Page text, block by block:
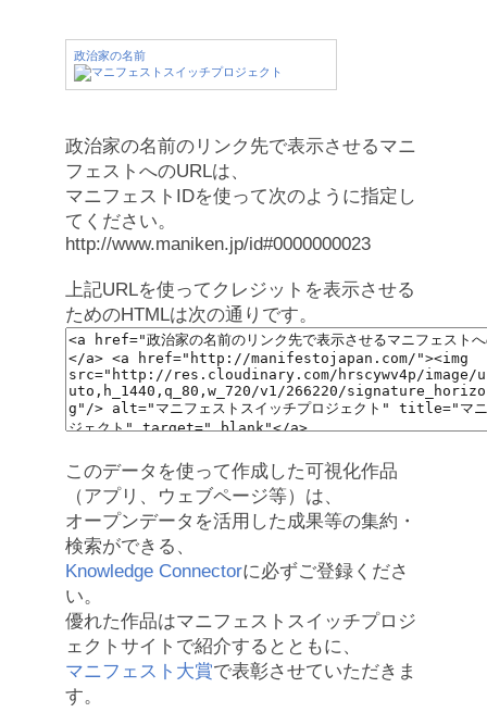
政治家の名前
政治家の名前のリンク先で表示させるマニ
フェストへのURLは、
マニフェストIDを使って次のように指定し
てください。
http://www.maniken.jp/id#0000000023
上記URLを使ってクレジットを表示させる
ためのHTMLは次の通りです。
このデータを使って作成した可視化作品
（アプリ、ウェブページ等）は、
オープンデータを活用した成果等の集約・
検索ができる、
Knowledge Connectorに必ずご登録くださ
い。
優れた作品はマニフェストスイッチプロジ
ェクトサイトで紹介するとともに、
マニフェスト大賞で表彰させていただきま
す。